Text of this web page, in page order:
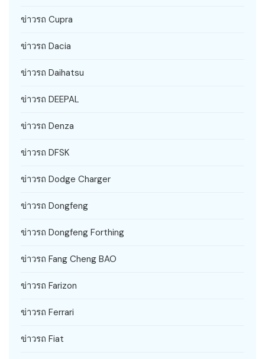
ข่าวรถ Cupra
ข่าวรถ Dacia
ข่าวรถ Daihatsu
ข่าวรถ DEEPAL
ข่าวรถ Denza
ข่าวรถ DFSK
ข่าวรถ Dodge Charger
ข่าวรถ Dongfeng
ข่าวรถ Dongfeng Forthing
ข่าวรถ Fang Cheng BAO
ข่าวรถ Farizon
ข่าวรถ Ferrari
ข่าวรถ Fiat